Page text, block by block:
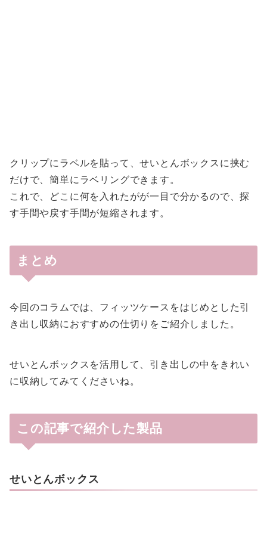
クリップにラベルを貼って、せいとんボックスに挟む
だけで、簡単にラベリングできます。
これで、どこに何を入れたがが一目で分かるので、探
す手間や戻す手間が短縮されます。
まとめ
今回のコラムでは、フィッツケースをはじめとした引
き出し収納におすすめの仕切りをご紹介しました。
せいとんボックスを活用して、引き出しの中をきれい
に収納してみてくださいね。
この記事で紹介した製品
せいとんボックス